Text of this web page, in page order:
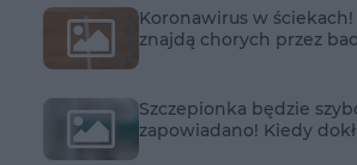
Koronawirus w
znajdą chorych przez
Szczepionka będzie
zapowiadano! Kiedy